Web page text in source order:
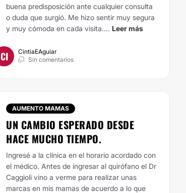
buena predisposición ante cualquier consulta
o duda que surgió. Me hizo sentir muy segura
y muy cómoda en cada visita.... Leer más
CI
CintiaEAguiar
Sin comentarios
AUMENTO MAMAS
UN CAMBIO ESPERADO DESDE
HACE MUCHO TIEMPO.
Ingresé a la clínica en el horario acordado con
el médico. Antes de ingresar al quirófano el Dr
Caggioli vino a verme para realizar unas
marcas en mis mamas de acuerdo a lo que